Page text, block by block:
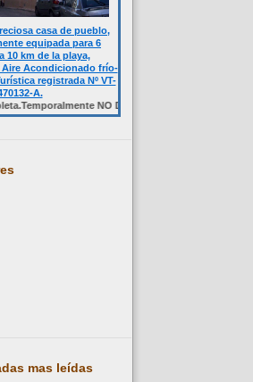
casa de pueblo,
equipada para 6
10 km de la playa,
Acondicionado frío-
registrada Nº VT-
A.
NO DISPONIBLE. Haga click sobre la foto.
mas leídas